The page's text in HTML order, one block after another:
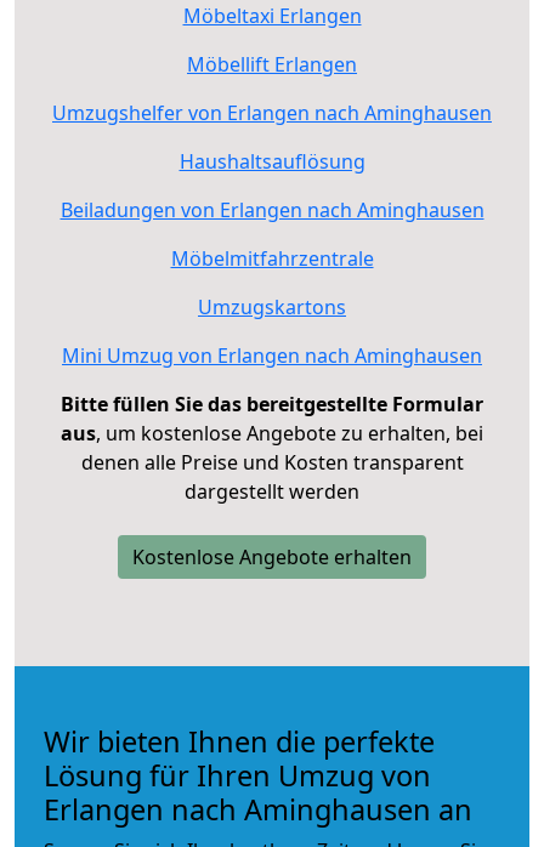
Möbeltaxi Erlangen
Möbellift Erlangen
Umzugshelfer von Erlangen nach Aminghausen
Haushaltsauflösung
Beiladungen von Erlangen nach Aminghausen
Möbelmitfahrzentrale
Umzugskartons
Mini Umzug von Erlangen nach Aminghausen
Bitte füllen Sie das bereitgestellte Formular
aus, um kostenlose Angebote zu erhalten, bei
denen alle Preise und Kosten transparent
dargestellt werden
Kostenlose Angebote erhalten
Wir bieten Ihnen die perfekte
Lösung für Ihren Umzug von
Erlangen nach Aminghausen an